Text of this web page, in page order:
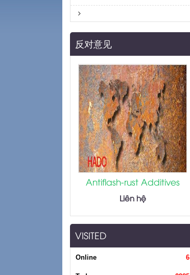
反对意见
Antiflash-rust Additives
Liên hệ
VISITED
Online 6